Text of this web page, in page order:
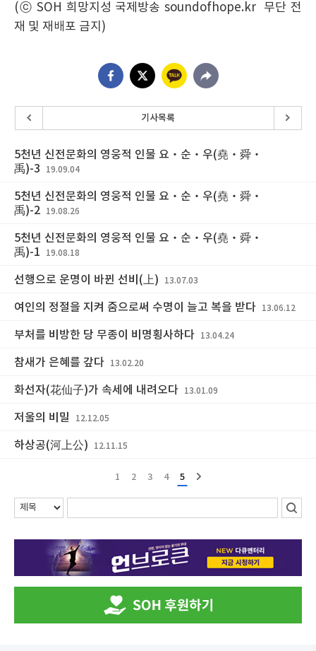
(ⓒ SOH 희망지성 국제방송 soundofhope.kr 무단 전
재 및 재배포 금지)
기사목록
5천년 신전문화의 영웅적 인물 요‧순‧우(堯‧舜‧
禹)-3
19.09.04
5천년 신전문화의 영웅적 인물 요‧순‧우(堯‧舜‧
禹)-2
19.08.26
5천년 신전문화의 영웅적 인물 요‧순‧우(堯‧舜‧
禹)-1
19.08.18
선행으로 운명이 바뀐 선비(上) 13.07.03
여인의 정절을 지켜 줌으로써 수명이 늘고 복을 받다 13.06.12
부처를 비방한 당 무종이 비명횡사하다 13.04.24
참새가 은혜를 갚다 13.02.20
화선자(花仙子)가 속세에 내려오다 13.01.09
저울의 비밀 12.12.05
하상공(河上公) 12.11.15
1 2 3 4 5